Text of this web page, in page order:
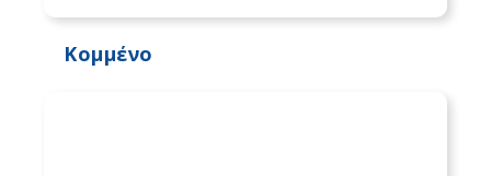
Κομμένο